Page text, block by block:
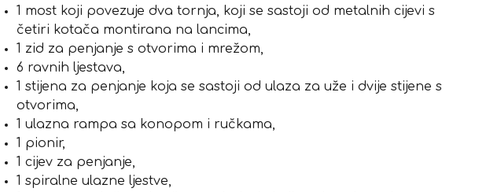
1 most koji povezuje dva tornja, koji se sastoji od metalnih cijevi s
četiri kotača montirana na lancima,
1 zid za penjanje s otvorima i mrežom,
6 ravnih ljestava,
1 stijena za penjanje koja se sastoji od ulaza za uže i dvije stijene s
otvorima,
1 ulazna rampa sa konopom i ručkama,
1 pionir,
1 cijev za penjanje,
1 spiralne ulazne ljestve,